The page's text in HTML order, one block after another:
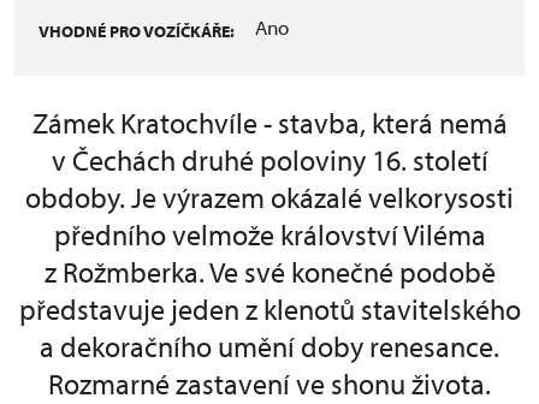
VHODNÉ PRO VOZÍČKÁŘE: Ano
Zámek Kratochvíle - stavba, která nemá
v Čechách druhé poloviny 16. století
obdoby. Je výrazem okázalé velkorysosti
předního velmože království Viléma
z Rožmberka. Ve své konečné podobě
představuje jeden z klenotů stavitelského
a dekoračního umění doby renesance.
Rozmarné zastavení ve shonu života.